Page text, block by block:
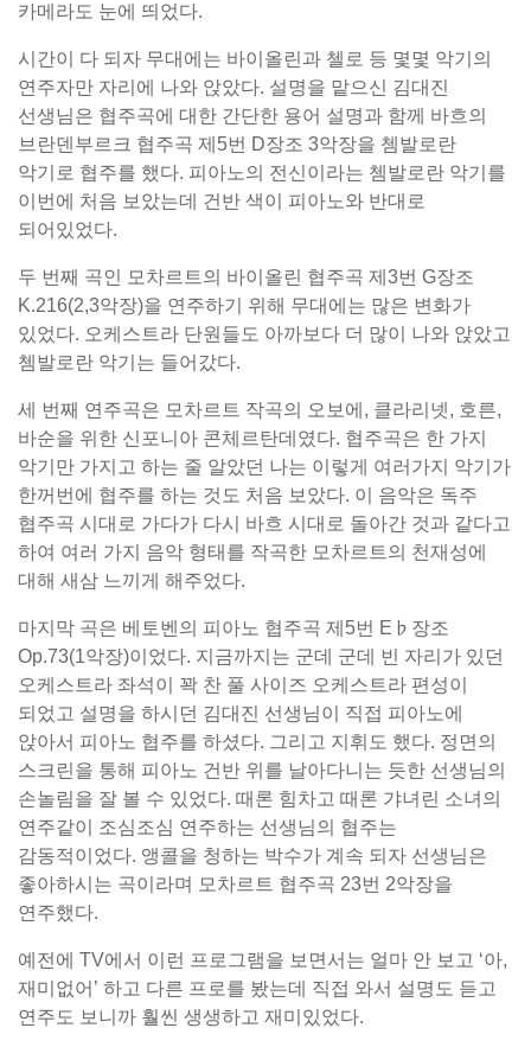
카메라도 눈에 띄었다.
시간이 다 되자 무대에는 바이올린과 첼로 등 몇몇 악기의
연주자만 자리에 나와 앉았다. 설명을 맡으신 김대진
선생님은 협주곡에 대한 간단한 용어 설명과 함께 바흐의
브란덴부르크 협주곡 제5번 D장조 3악장을 쳄발로란
악기로 협주를 했다. 피아노의 전신이라는 쳄발로란 악기를
이번에 처음 보았는데 건반 색이 피아노와 반대로
되어있었다.
두 번째 곡인 모차르트의 바이올린 협주곡 제3번 G장조
K.216(2,3악장)을 연주하기 위해 무대에는 많은 변화가
있었다. 오케스트라 단원들도 아까보다 더 많이 나와 앉았고
쳄발로란 악기는 들어갔다.
세 번째 연주곡은 모차르트 작곡의 오보에, 클라리넷, 호른,
바순을 위한 신포니아 콘체르탄데였다. 협주곡은 한 가지
악기만 가지고 하는 줄 알았던 나는 이렇게 여러가지 악기가
한꺼번에 협주를 하는 것도 처음 보았다. 이 음악은 독주
협주곡 시대로 가다가 다시 바흐 시대로 돌아간 것과 같다고
하여 여러 가지 음악 형태를 작곡한 모차르트의 천재성에
대해 새삼 느끼게 해주었다.
마지막 곡은 베토벤의 피아노 협주곡 제5번 E♭장조
Op.73(1악장)이었다. 지금까지는 군데 군데 빈 자리가 있던
오케스트라 좌석이 꽉 찬 풀 사이즈 오케스트라 편성이
되었고 설명을 하시던 김대진 선생님이 직접 피아노에
앉아서 피아노 협주를 하셨다. 그리고 지휘도 했다. 정면의
스크린을 통해 피아노 건반 위를 날아다니는 듯한 선생님의
손놀림을 잘 볼 수 있었다. 때론 힘차고 때론 갸녀린 소녀의
연주같이 조심조심 연주하는 선생님의 협주는
감동적이었다. 앵콜을 청하는 박수가 계속 되자 선생님은
좋아하시는 곡이라며 모차르트 협주곡 23번 2악장을
연주했다.
예전에 TV에서 이런 프로그램을 보면서는 얼마 안 보고 ‘아,
재미없어’ 하고 다른 프로를 봤는데 직접 와서 설명도 듣고
연주도 보니까 훨씬 생생하고 재미있었다.